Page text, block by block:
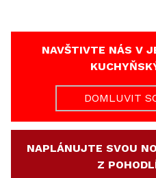
NAVŠTIVTE NÁS V
DOMLUVIT
NAPLÁNUJTE SVOU
Z